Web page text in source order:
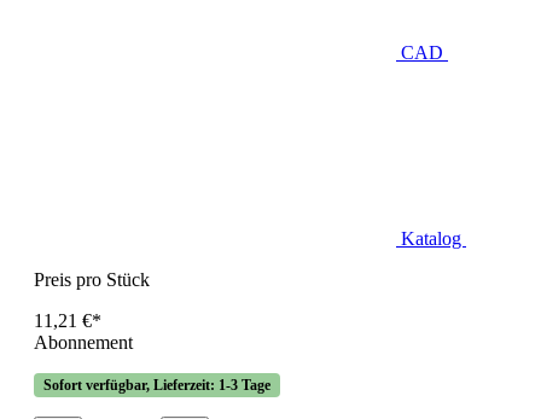
CAD
Katalog
Preis pro Stück
11,21 €*
Abonnement
Sofort verfügbar, Lieferzeit: 1-3 Tage